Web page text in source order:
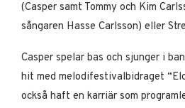
(Casper samt Tommy och Kim
sångaren Hasse Carlsson) eller
Casper spelar bas och sjunger i
hit med melodifestivalbidraget
också haft en karriär som